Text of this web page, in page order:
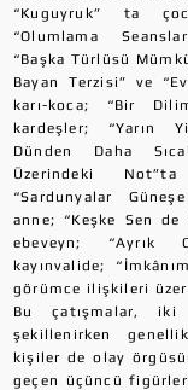
“Kuguyruk” ta
“Olumlama
“Başka Türlüsü
Bayan Terzisi” ve
karı-koca; “Bir
kardeşler; “Yarın
Dünden Daha
Üzerindeki
“Sardunyalar
anne; “Keşke Sen
ebeveyn; “Ayrık
kayınvalide;
görümce ilişkileri
Bu çatışmalar, iki
şekillenirken
kişiler de olay
geçen üçüncü